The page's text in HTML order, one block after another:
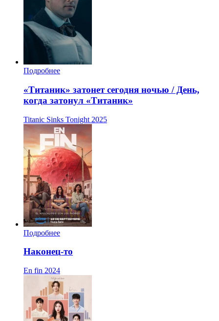
Подробнее
«Титаник» затонет сегодня ночью / День,
когда затонул «Титаник»
Titanic Sinks Tonight 2025
Подробнее
Наконец-то
En fin 2024